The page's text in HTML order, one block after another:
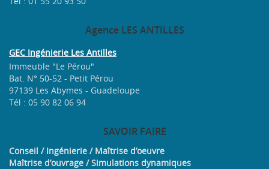
AgenceLES ANTILLES
GEC Ingénierie Les Antilles
Immeuble "Le Pérou"
Bat. N° 50-52 - Petit Pérou
97139 Les Abymes - Guadeloupe
Tél : 05 90 82 06 94
SAVOIRFAIRE
Conseil / Ingénierie / Maîtrise d’oeuvre
Maîtrise d’ouvrage / Simulations dynamiques